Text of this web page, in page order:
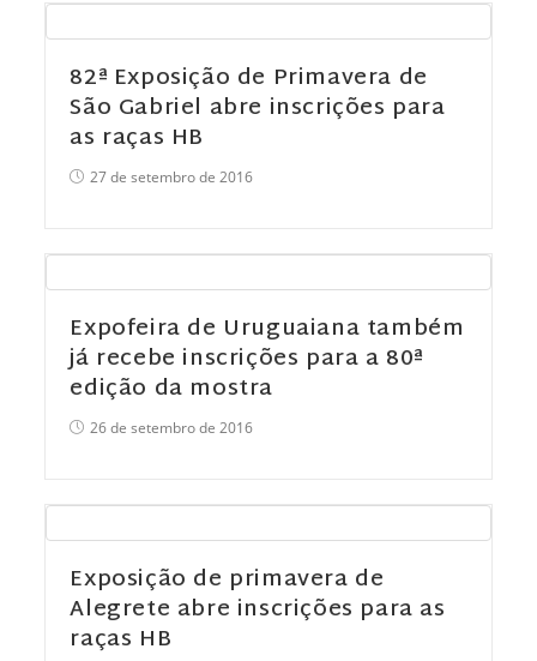
82ª Exposição de Primavera de
São Gabriel abre inscrições para
as raças HB
27 de setembro de 2016
Expofeira de Uruguaiana também
já recebe inscrições para a 80ª
edição da mostra
26 de setembro de 2016
Exposição de primavera de
Alegrete abre inscrições para as
raças HB